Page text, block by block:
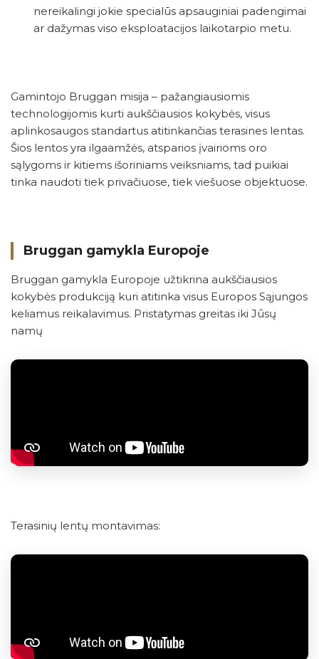
nereikalingi jokie specialūs apsauginiai padengimai
ar dažymas viso eksploatacijos laikotarpio metu.
Gamintojo Bruggan misija – pažangiausiomis
technologijomis kurti aukščiausios kokybės, visus
aplinkosaugos standartus atitinkančias terasines lentas.
Šios lentos yra ilgaamžės, atsparios įvairioms oro
sąlygoms ir kitiems išoriniams veiksniams, tad puikiai
tinka naudoti tiek privačiuose, tiek viešuose objektuose.
Bruggan gamykla Europoje
Bruggan gamykla Europoje užtikrina aukščiausios
kokybės produkciją kuri atitinka visus Europos Sąjungos
keliamus reikalavimus. Pristatymas greitas iki Jūsų
namų
Terasinių lentų montavimas: